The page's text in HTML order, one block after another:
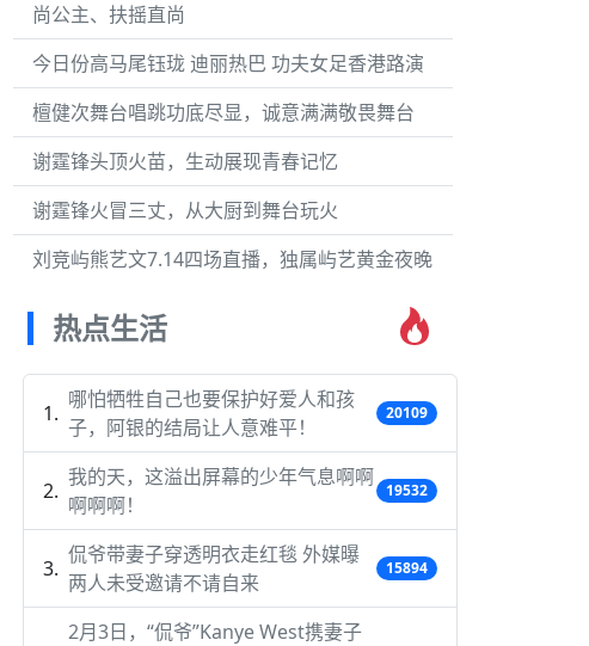
尚公主、扶摇直尚
今日份高马尾钰珑 迪丽热巴 功夫女足香港路演
檀健次舞台唱跳功底尽显，诚意满满敬畏舞台
谢霆锋头顶火苗，生动展现青春记忆
谢霆锋火冒三丈，从大厨到舞台玩火
刘竞屿熊艺文7.14四场直播，独属屿艺黄金夜晚
热点生活
哪怕牺牲自己也要保护好爱人和孩
子，阿银的结局让人意难平！
20109
我的天，这溢出屏幕的少年气息啊啊
啊啊啊！
19532
侃爷带妻子穿透明衣走红毯 外媒曝
两人未受邀请不请自来
15894
2月3日，“侃爷”Kanye West携妻子